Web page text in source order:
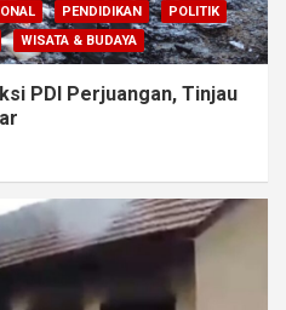
PENDIDIKAN
POLITIK
WISATA & BUDAYA
PDI Perjuangan, Tinjau